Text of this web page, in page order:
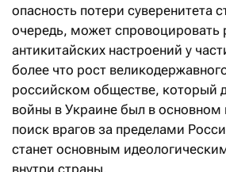
опасность потери суверенитета
очередь, может спровоцировать
антикитайских настроений у
более что рост
российском обществе, который
войны в Украине был в основном
поиск врагов за пределами
станет основным
внутри страны.